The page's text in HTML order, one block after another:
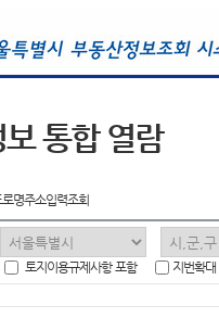
통합 열람
명주소입력조회
토지이용규제사항 포함
지번확대